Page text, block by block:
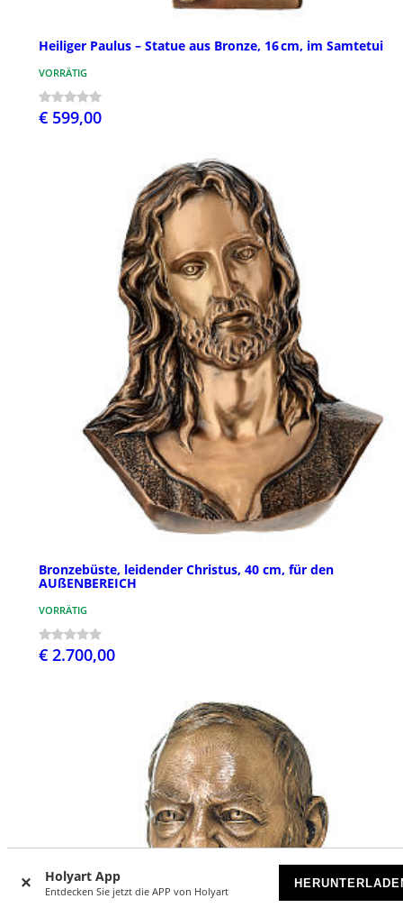
Holyart App
Entdecken Sie jetzt die APP von Holyart
Heiliger Paulus – Statue aus Bronze, 16 cm, im Samtetui
VORRÄTIG
€ 599,00
Bronzebüste, leidender Christus, 40 cm, für den
AUßENBEREICH
VORRÄTIG
€ 2.700,00